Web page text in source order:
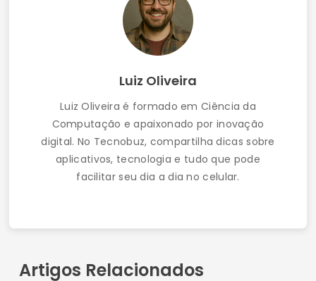
Contato
Termos de Uso
Política de Privacidade